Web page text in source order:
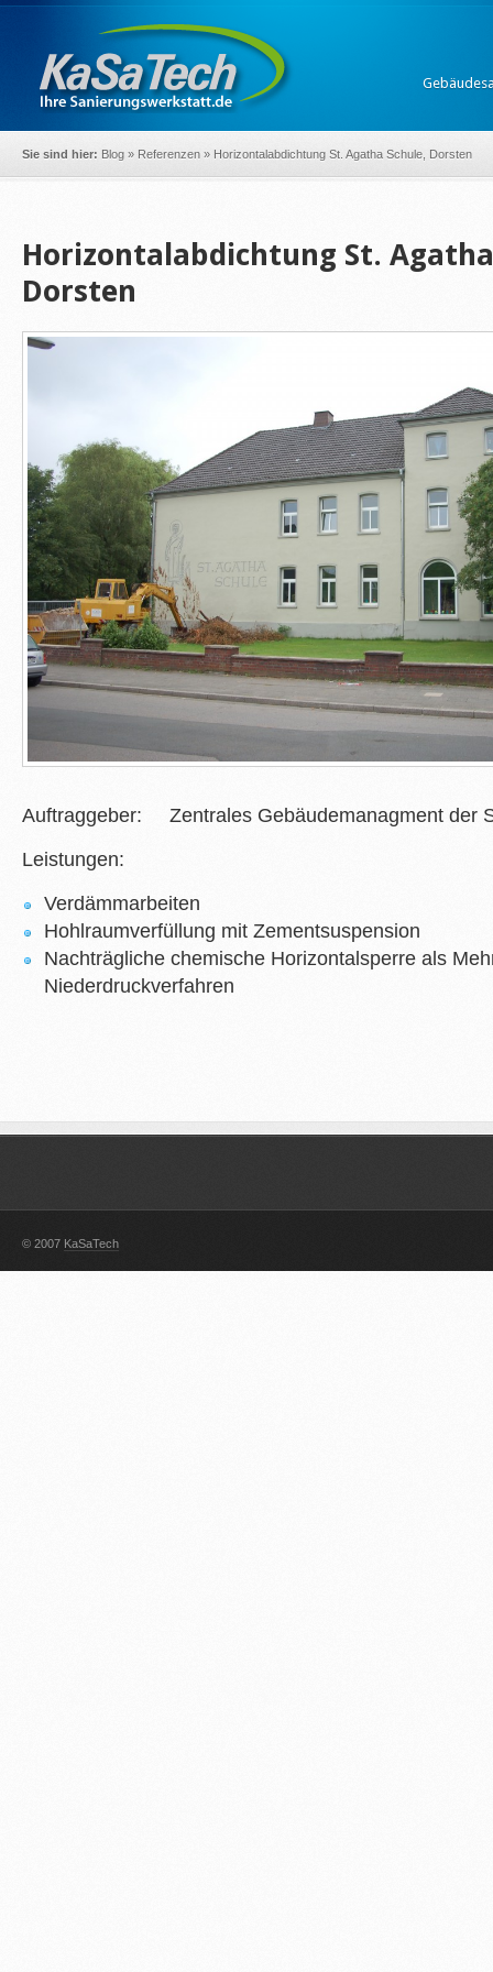
Sie sind hier: Blog » Referenzen » Horizontalabdichtung St. Agatha Schule, Dorsten
Horizontalabdichtung St.
Dorsten
Auftraggeber: Zentrales Gebäudemanagment der
Leistungen:
Verdämmarbeiten
Hohlraumverfüllung mit Zementsuspension
Nachträgliche chemische Horizontalsperre als
Niederdruckverfahren
© 2007 KaSaTech